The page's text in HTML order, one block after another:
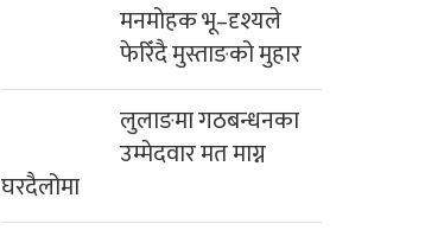
मनमोहक भू–दृश्यले
फेरिँदै मुस्ताङको मुहार
लुलाङमा गठबन्धनका
उम्मेदवार मत माग्न
घरदैलोमा